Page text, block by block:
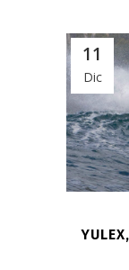
11
Dic